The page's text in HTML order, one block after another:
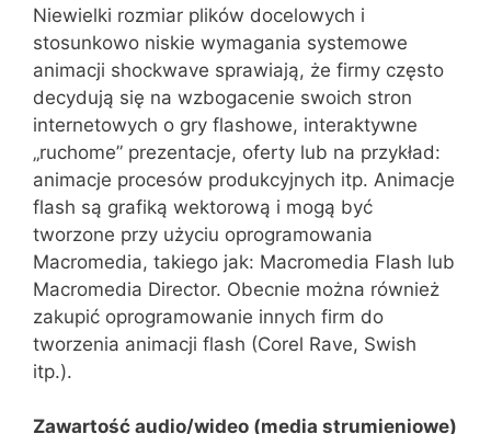
Niewielki rozmiar plików docelowych i
stosunkowo niskie wymagania systemowe
animacji shockwave sprawiają, że firmy często
decydują się na wzbogacenie swoich stron
internetowych o gry flashowe, interaktywne
„ruchome” prezentacje, oferty lub na przykład:
animacje procesów produkcyjnych itp. Animacje
flash są grafiką wektorową i mogą być
tworzone przy użyciu oprogramowania
Macromedia, takiego jak: Macromedia Flash lub
Macromedia Director. Obecnie można również
zakupić oprogramowanie innych firm do
tworzenia animacji flash (Corel Rave, Swish
itp.).
Zawartość audio/wideo (media strumieniowe)